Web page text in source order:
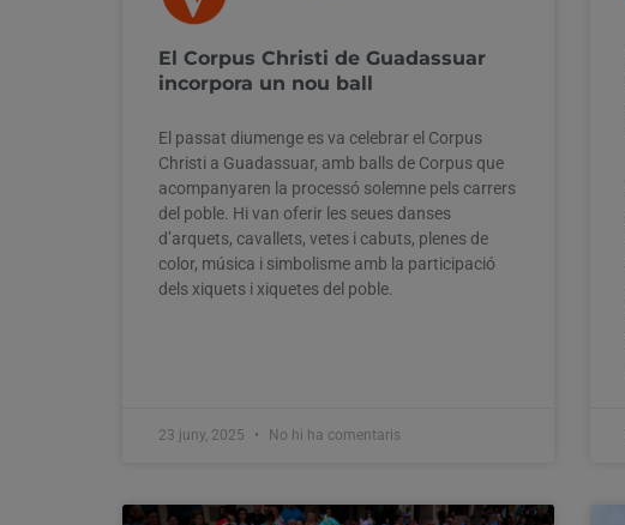
El Corpus Christi de Guadassuar
incorpora un nou ball
El passat diumenge es va celebrar el Corpus
Christi a Guadassuar, amb balls de Corpus que
acompanyaren la processó solemne pels carrers
del poble. Hi van oferir les seues danses
d’arquets, cavallets, vetes i cabuts, plenes de
color, música i simbolisme amb la participació
dels xiquets i xiquetes del poble.
23 juny, 2025 No hi ha comentaris